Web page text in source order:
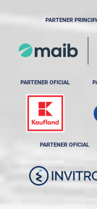
PARTENER
PARTENER OFICIAL
PARTENER OFICIAL